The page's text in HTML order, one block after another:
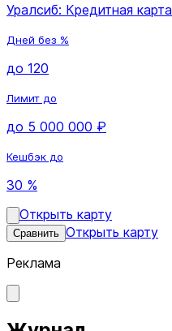
Уралсиб: Кредитная карта
Дней без %
до 120
Лимит до
до 5 000 000 ₽
Кешбэк до
30 %
Открыть карту
Сравнить Открыть карту
Реклама